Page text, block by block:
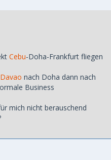
Cebu-Doha-Frankfurt fliegen
Davao nach Doha dann nach
Business
mich nicht berauschend